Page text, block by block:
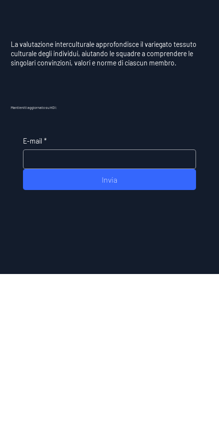
La valutazione interculturale approfondisce il variegato tessuto
culturale degli individui, aiutando le squadre a comprendere le
singolari convinzioni, valori e norme di ciascun membro.
Mantieniti aggiornato su HDI:
E-mail *
Invia